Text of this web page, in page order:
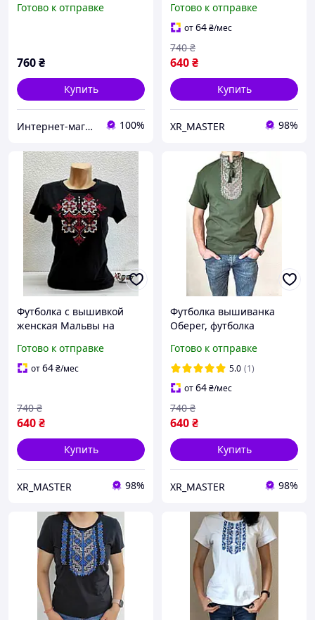
Готово к отправке
760₴
Купить
Интернет-магазин Family-tex 100%
вышивка,футболка
вышиванка,футболка с
вышиванкой
Готово к отправке
от64₴/мес
640₴
740 ₴
Купить
XR_MASTER 98%
Футболка с вышивкой
женская Мальвы на
вышивка,футболка
вышиванка,футболка с
Готово к отправке
от64₴/мес
640₴
740 ₴
Купить
XR_MASTER 98%
Футболка вышиванка
Оберег, футболка
вышиванка, футболка с
вышиванкой, футболка
вышитая
Готово к отправке
5.0 (1)
от64₴/мес
640₴
740 ₴
Купить
XR_MASTER 98%